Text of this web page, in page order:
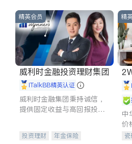
精英会员
威利时金融投资理财集团
iTalkBB精英认证
威利时金融集团秉持诚信，
提供固定收益与高回报投资
合，助力客户实现目标
投资理财
年金保险
精
中
价